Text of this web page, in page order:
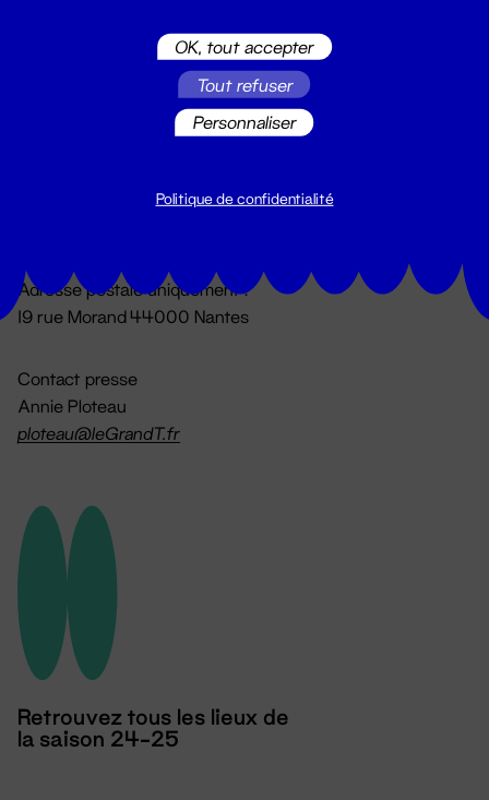
Du lundi au vendredi 14h → 18h
Adresse postale uniquement :
19 rue Morand 44000 Nantes
Contact presse
Annie Ploteau
ploteau@leGrandT.fr
Retrouvez tous les lieux de
la saison 24-25
OK, tout accepter
Tout refuser
Personnaliser
Politique de confidentialité